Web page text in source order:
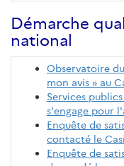
Démarche
national
Observatoire
mon avis » au
Services
s'engage pour
Enquête de
contacté le
Enquête de